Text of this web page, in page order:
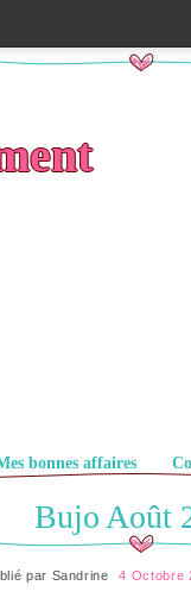
bonnes affaires
Bujo Août
par Sandrine 4 Octobre